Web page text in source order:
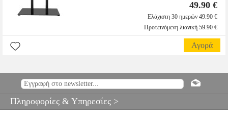
49.90 €
Ελάχιστη 30 ημερών 49.90 €
Προτεινόμενη λιανική 59.90 €
Αγορά
Πληροφορίες & Υπηρεσίες >